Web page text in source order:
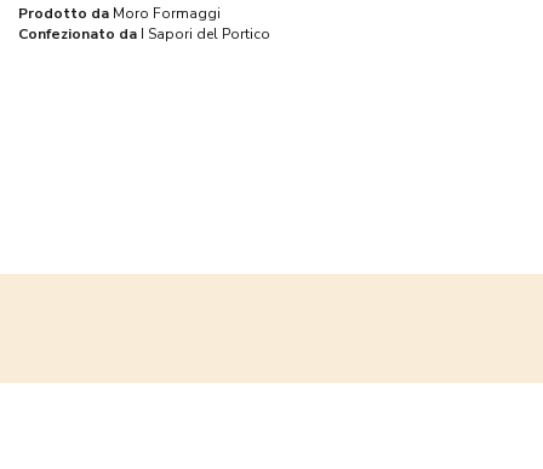
Prodotto da Moro Formaggi
Confezionato da I Sapori del Portico